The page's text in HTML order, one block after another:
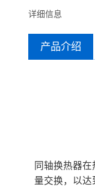
详细信息
产品介绍
同轴换热器
量交换，以达